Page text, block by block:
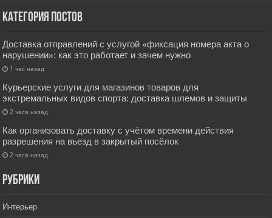
Категория постов
Доставка отправлений с услугой «фиксация номера акта о
нарушении»: как это работает и зачем нужно
1 час назад
Курьерские услуги для магазинов товаров для
экстремальных видов спорта: доставка шлемов и защиты
2 часа назад
Как организовать доставку с учётом времени действия
разрешения на въезд в закрытый посёлок
2 часа назад
РУбрики
Интерьер